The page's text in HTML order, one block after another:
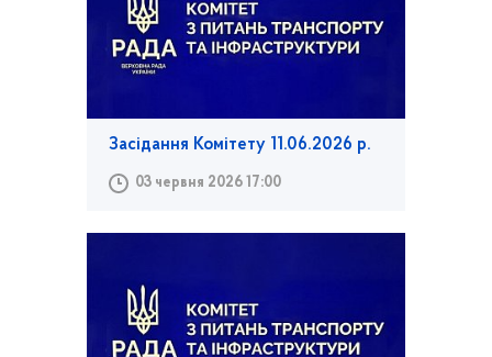
Засідання Комітету 11.06.2026 р.
03 червня 2026 17:00